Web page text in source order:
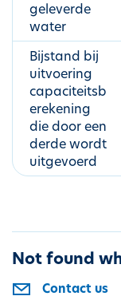
geleverde
water
Bijstand bij
uitvoering
capaciteitsb
erekening
die door een
derde wordt
uitgevoerd
Not found
Contact us